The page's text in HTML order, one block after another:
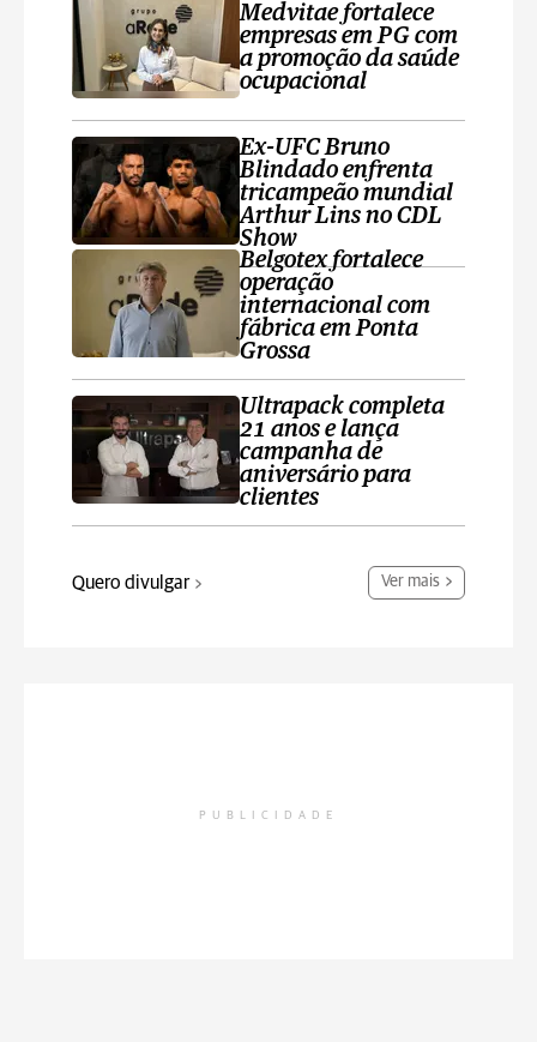
Medvitae fortalece
empresas em PG com
a promoção da saúde
ocupacional
Ex-UFC Bruno
Blindado enfrenta
tricampeão mundial
Arthur Lins no CDL
Show
Belgotex fortalece
operação
internacional com
fábrica em Ponta
Grossa
Ultrapack completa
21 anos e lança
campanha de
aniversário para
clientes
Quero divulgar Ver mais
PUBLICIDADE